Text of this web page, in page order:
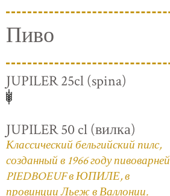
Пиво
JUPILER 25cl (spina)
JUPILER 50 cl (вилка)
Классический бельгийский пилс,
созданный в 1966 году пивоварней
PIEDBOEUF в ЮПИЛЕ, в
провинции Льеж в Валлонии.